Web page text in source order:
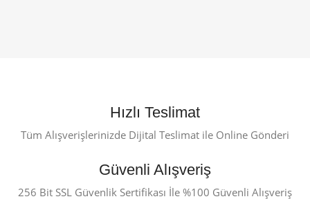
Hızlı Teslimat
Tüm Alışverişlerinizde Dijital Teslimat ile Online Gönderi
Güvenli Alışveriş
256 Bit SSL Güvenlik Sertifikası İle %100 Güvenli Alışveriş